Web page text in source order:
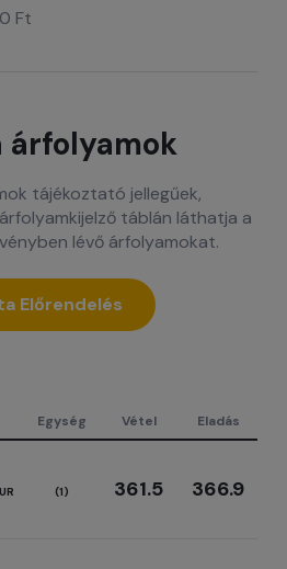
Ft
árfolyamok
tájékoztató jellegűek,
táblán láthatja a
lévő árfolyamokat.
Előrendelés
Egység Vétel Eladás
(1) 361.5 366.9